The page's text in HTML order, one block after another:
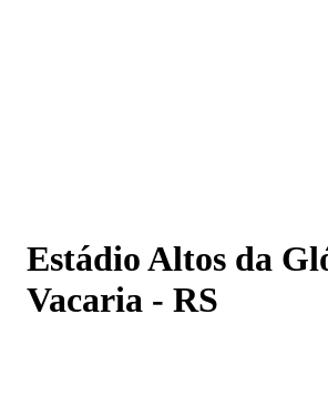
Estádio Altos da
Vacaria - RS